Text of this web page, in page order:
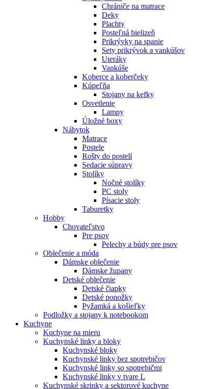
Chrániče na matrace
Deky
Plachty
Posteľná bielizeň
Prikrývky na spanie
Sety prikrývok a vankúšov
Uteráky
Vankúše
Koberce a koberčeky
Kúpeľňa
Stojany na kefky
Osvetlenie
Lampy
Úložné boxy
Nábytok
Matrace
Postele
Rošty do postelí
Sedacie súpravy
Stolíky
Nočné stolíky
PC stoly
Písacie stoly
Taburetky
Hobby
Chovateľstvo
Pre psov
Pelechy a búdy pre psov
Oblečenie a móda
Dámske oblečenie
Dámske župany
Detské oblečenie
Detské čiapky
Detské ponožky
Pyžamká a košieľky
Podložky a stojany k notebookom
Kuchyne
Kuchyne na mieru
Kuchynské linky a bloky
Kuchynské bloky
Kuchynské linky bez spotrebičov
Kuchynské linky so spotrebičmi
Kuchynské linky v tvare L
Kuchynské skrinky a sektorové kuchyne